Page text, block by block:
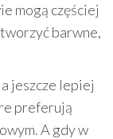
mogą częściej
barwne,
jeszcze lepiej
preferują
A gdy w